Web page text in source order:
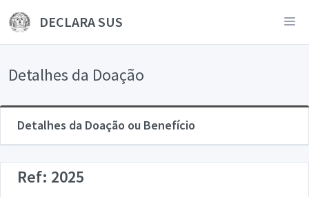
DECLARA SUS
Detalhes da Doação
Detalhes da Doação ou Benefício
Ref: 2025